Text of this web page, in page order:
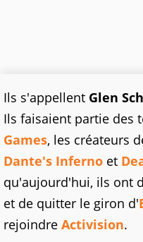
Ils s'appellent Glen
Ils faisaient partie des
Games, les créateurs
Dante's Inferno et
qu'aujourd'hui, ils ont
et de quitter le giron d'
rejoindre Activision.